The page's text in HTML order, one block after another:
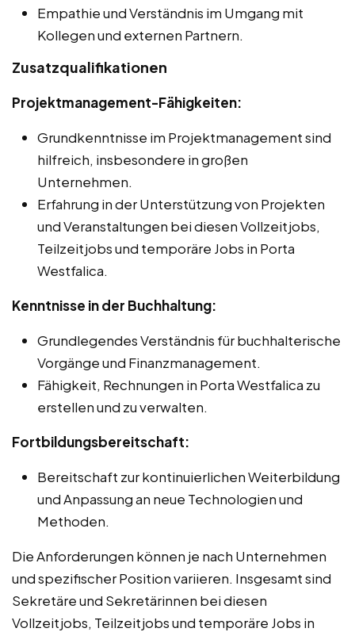
Empathie und Verständnis im Umgang mit
Kollegen und externen Partnern.
Zusatzqualifikationen
Projektmanagement-Fähigkeiten:
Grundkenntnisse im Projektmanagement sind
hilfreich, insbesondere in großen
Unternehmen.
Erfahrung in der Unterstützung von Projekten
und Veranstaltungen bei diesen Vollzeitjobs,
Teilzeitjobs und temporäre Jobs in Porta
Westfalica.
Kenntnisse in der Buchhaltung:
Grundlegendes Verständnis für buchhalterische
Vorgänge und Finanzmanagement.
Fähigkeit, Rechnungen in Porta Westfalica zu
erstellen und zu verwalten.
Fortbildungsbereitschaft:
Bereitschaft zur kontinuierlichen Weiterbildung
und Anpassung an neue Technologien und
Methoden.
Die Anforderungen können je nach Unternehmen
und spezifischer Position variieren. Insgesamt sind
Sekretäre und Sekretärinnen bei diesen
Vollzeitjobs, Teilzeitjobs und temporäre Jobs in